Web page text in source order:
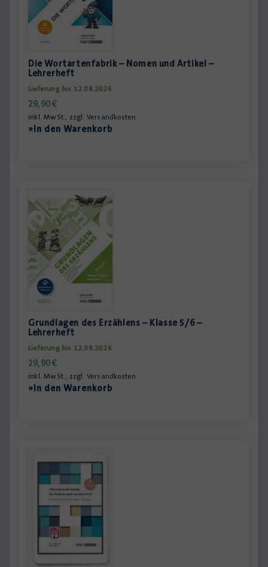
Die Wortartenfabrik – Nomen und Artikel –
Lehrerheft
Lieferung bis 12.08.2026
29,90€
inkl. MwSt., zzgl. Versandkosten
»In den Warenkorb
Grundlagen des Erzählens – Klasse 5/6 –
Lehrerheft
Lieferung bis 12.08.2026
29,90€
inkl. MwSt., zzgl. Versandkosten
»In den Warenkorb